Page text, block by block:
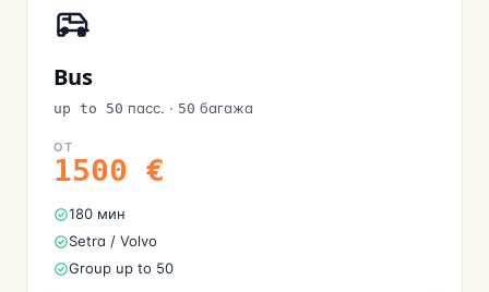
Bus
up to 50 пасс. · 50 багажа
ОТ
1500 €
180 мин
Setra / Volvo
Group up to 50